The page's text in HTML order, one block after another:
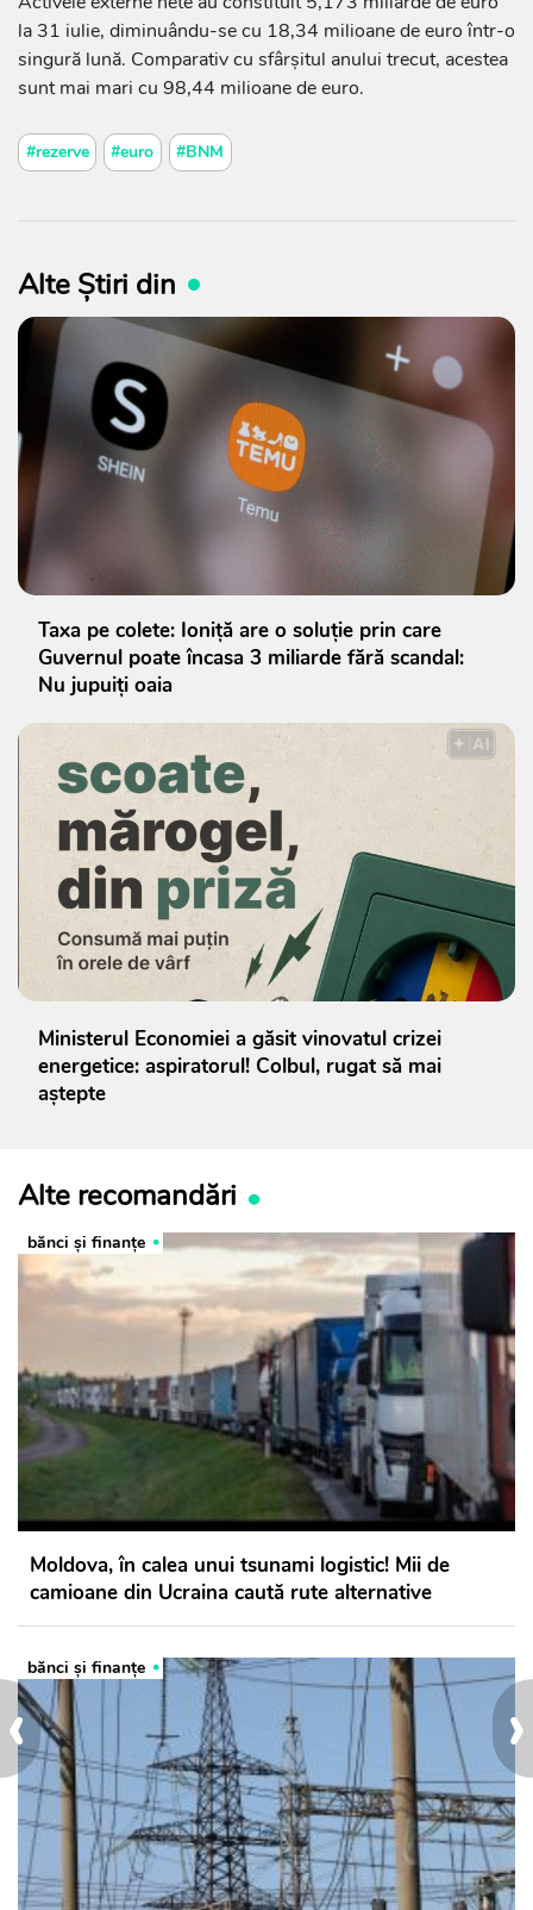
›
‹
la 31 iulie, diminuându-se cu 18,34 milioane de euro într-o
singură lună. Comparativ cu sfârșitul anului trecut, acestea
sunt mai mari cu 98,44 milioane de euro.
#rezerve #euro #BNM
Alte Știri din
Taxa pe colete: Ioniță are o soluție prin care
Guvernul poate încasa 3 miliarde fără scandal:
Nu jupuiți oaia
Ministerul Economiei a găsit vinovatul crizei
energetice: aspiratorul! Colbul, rugat să mai
aștepte
Alte recomandări
bănci şi finanţe
Moldova, în calea unui tsunami logistic! Mii de
camioane din Ucraina caută rute alternative
bănci şi finanţe